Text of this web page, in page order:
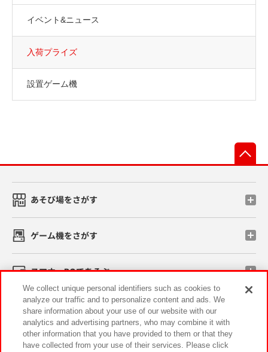
イベント&ニュース
入荷プライズ
設置ゲーム機
あそび場をさがす
ゲーム機をさがす
スマホ・PCであそぶ
イベント・キャンペーン
We collect unique personal identifiers such as cookies to
analyze our traffic and to personalize content and ads. We
share information about your use of our website with our
analytics and advertising partners, who may combine it with
other information that you have provided to them or that they
have collected from your use of their services. Please click